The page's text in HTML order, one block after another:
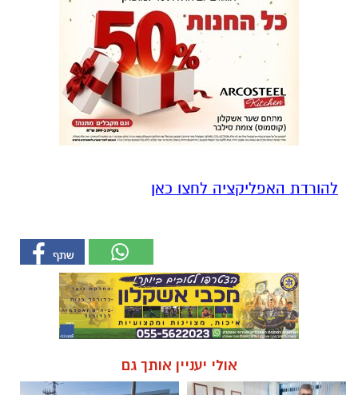
להורדת האפליקציה לחצו כאן
אולי יעניין אותך גם